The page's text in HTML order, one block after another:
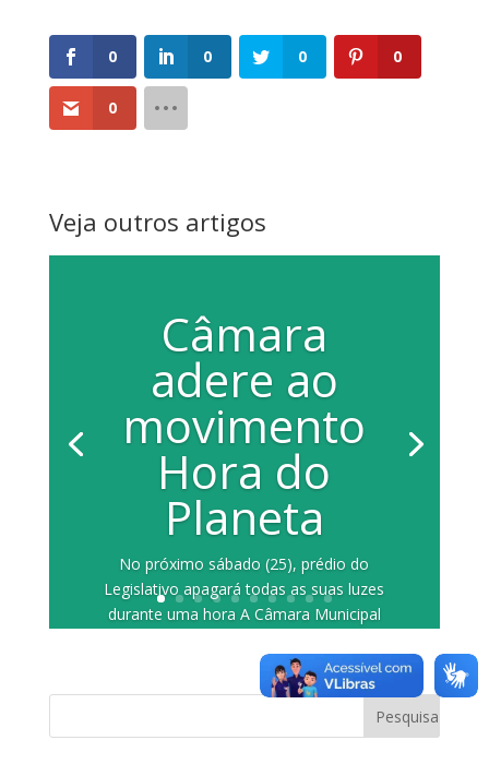
0 0 0 0
0
Veja outros artigos
Câmara
adere ao
movimento
Hora do
Planeta
No próximo sábado (25), prédio do
Legislativo apagará todas as suas luzes
durante uma hora A Câmara Municipal